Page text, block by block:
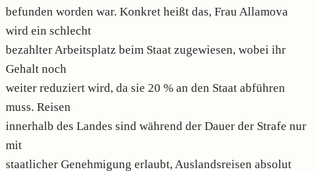
befunden worden war. Konkret heißt das, Frau Allamova
wird ein schlecht
bezahlter Arbeitsplatz beim Staat zugewiesen, wobei ihr
Gehalt noch
weiter reduziert wird, da sie 20 % an den Staat abführen
muss. Reisen
innerhalb des Landes sind während der Dauer der Strafe nur
mit
staatlicher Genehmigung erlaubt, Auslandsreisen absolut